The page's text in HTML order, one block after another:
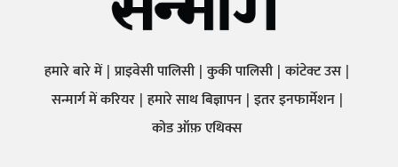
हमारे बारे में प्राइवेसी पालिसी कुकी पालिसी कांटेक्ट उस
सन्मार्ग में करियर हमारे साथ बिज्ञापन इतर इनफार्मेशन
कोड ऑफ़ एथिक्स